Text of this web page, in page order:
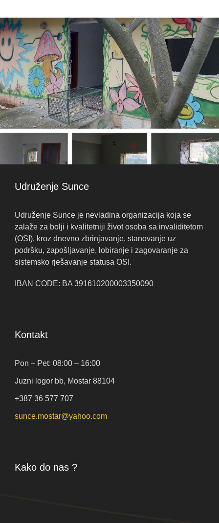
Udruženje Sunce
Udruženje Sunce je nevladina organizacija koja se
zalaže za bolji i kvalitetniji život osoba sa invaliditetom
(OSI), kroz dnevno zbrinjavanje, stanovanje uz
podršku, zapošljavanje, lobiranje i zagovaranje za
sistemsko rješavanje statusa OSI.
IBAN CODE: BA 391610200003350090
Kontakt
Pon – Pet: 08:00 – 16:00
Juzni logor bb, Mostar 88104
+387 36 577 707
sunce.mostar@yahoo.com
Kako do nas ?